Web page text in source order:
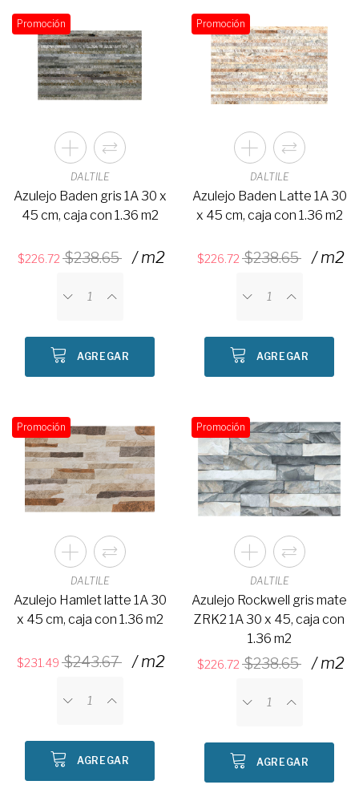
Promoción
DALTILE
Azulejo Baden gris 1A 30 x
45 cm, caja con 1.36 m2
226.72 238.65 / m2
AGREGAR
Promoción
DALTILE
Azulejo Baden Latte 1A 30
x 45 cm, caja con 1.36 m2
226.72 238.65 / m2
AGREGAR
Promoción
DALTILE
Azulejo Hamlet latte 1A 30
x 45 cm, caja con 1.36 m2
231.49 243.67 / m2
AGREGAR
Promoción
DALTILE
Azulejo Rockwell gris mate
ZRK2 1A 30 x 45, caja con
1.36 m2
226.72 238.65 / m2
AGREGAR